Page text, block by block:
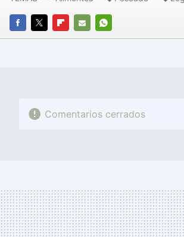
FACEBOOK
TWITTERFLIPBOARD
E-
WHATSAPP
Comentarios cerrados